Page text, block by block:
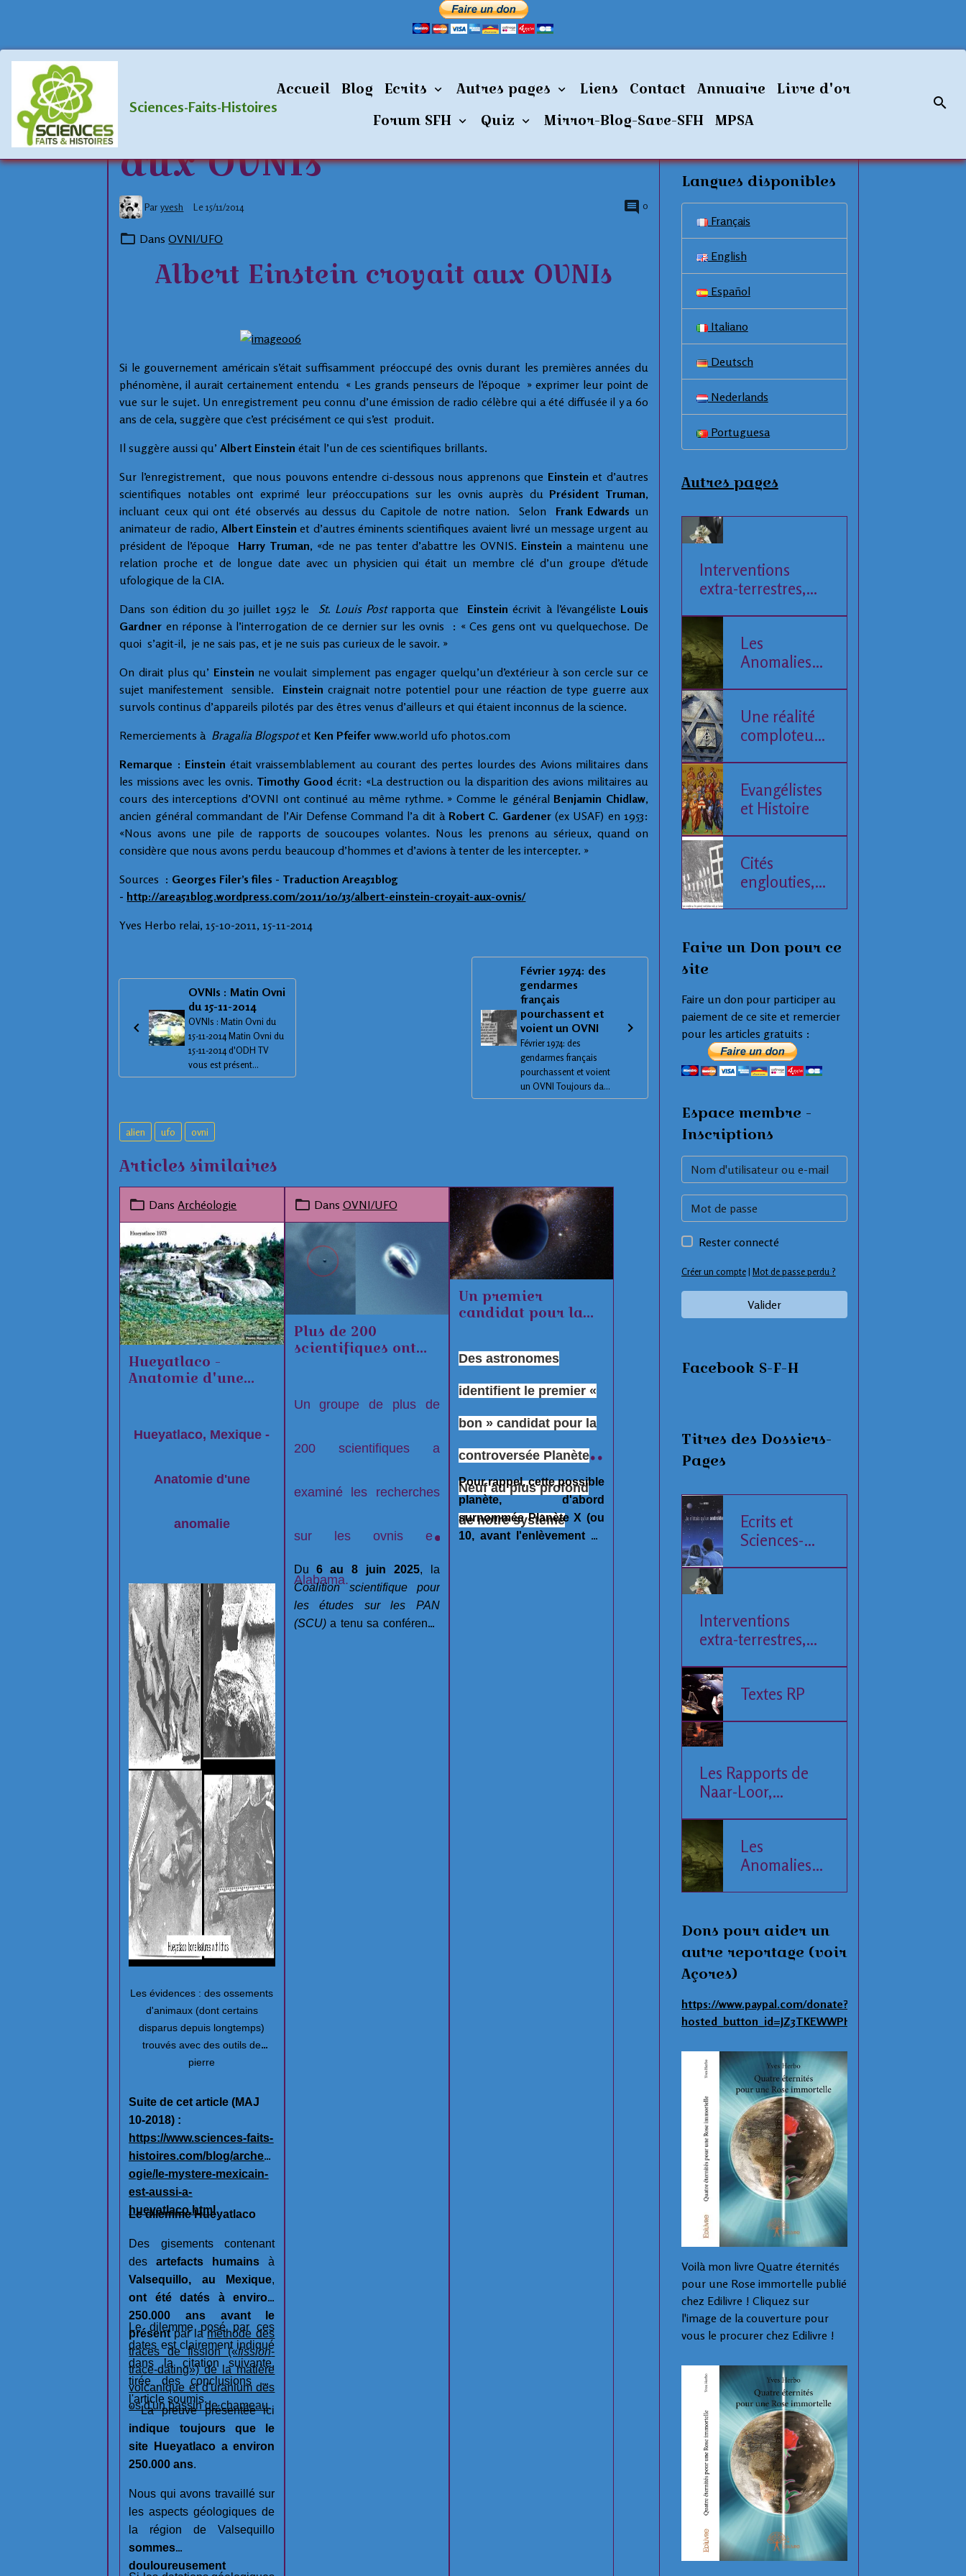
Sciences-Faits-Histoires
Accueil Blog Ecrits Autres pages Liens Contact Annuaire
Livre d'or
Forum SFH
Quiz Mirror-Blog-Save-SFH MPSA
Albert Einstein croyait aux OVNIs
Albert Einstein croyait
aux OVNIs
Paryvesh Le 15/11/2014 0
DansOVNI/UFO
Albert Einstein croyait aux OVNIs
Si le gouvernement américain s’était suffisamment préoccupé des ovnis durant les premières années du
phénomène, il aurait certainement entendu « Les grands penseurs de l’époque » exprimer leur point de
vue sur le sujet. Un enregistrement peu connu d’une émission de radio célèbre qui a été diffusée il y a 60
ans de cela, suggère que c’est précisément ce qui s’est produit.
Il suggère aussi qu’Albert Einstein était l’un de ces scientifiques brillants.
Sur l’enregistrement, que nous pouvons entendre ci-dessous nous apprenons que Einstein et d’autres
scientifiques notables ont exprimé leur préoccupations sur les ovnis auprès du Président Truman,
incluant ceux qui ont été observés au dessus du Capitole de notre nation. Selon Frank Edwards un
animateur de radio, Albert Einstein et d’autres éminents scientifiques avaient livré un message urgent au
président de l’époque Harry Truman, «de ne pas tenter d’abattre les OVNIS. Einstein a maintenu une
relation proche et de longue date avec un physicien qui était un membre clé d’un groupe d’étude
ufologique de la CIA.
Dans son édition du 30 juillet 1952 le
St. Louis Postrapporta que Einstein écrivit à l’évangéliste Louis
Gardner en réponse à l’interrogation de ce dernier sur les ovnis : « Ces gens ont vu quelquechose. De
quoi s’agit-il, je ne sais pas, et je ne suis pas curieux de le savoir. »
On dirait plus qu’ Einstein ne voulait simplement pas engager quelqu’un d’extérieur à son cercle sur ce
sujet manifestement sensible. Einstein craignait notre potentiel pour une réaction de type guerre aux
survols continus d’appareils pilotés par des êtres venus d’ailleurs et qui étaient inconnus de la science.
Remerciements à Bragalia Blogspotet Ken Pfeifer www.world ufo photos.com
Remarque : Einstein était vraissemblablement au courant des pertes lourdes des Avions militaires dans
les missions avec les ovnis. Timothy Good écrit: «La destruction ou la disparition des avions militaires au
cours des interceptions d’OVNI ont continué au même rythme. » Comme le général Benjamin Chidlaw,
ancien général commandant de l’Air Defense Command l’a dit à Robert C. Gardener(ex USAF) en 1953:
«Nous avons une pile de rapports de soucoupes volantes. Nous les prenons au sérieux, quand on
considère que nous avons perdu beaucoup d’hommes et d’avions à tenter de les intercepter. »
Sources : Georges Filer’s files - Traduction Area51blog
- http://area51blog.wordpress.com/2011/10/13/albert-einstein-croyait-aux-ovnis/
Yves Herbo relai, 15-10-2011, 15-11-2014
OVNIs : Matin Ovni
du 15-11-2014
OVNIs : Matin Ovni du
15-11-2014 Matin Ovni du
15-11-2014 d'ODH TV
vous est présent...
Février 1974: des
gendarmes
français
pourchassent et
voient un OVNI
Février 1974: des
gendarmes français
pourchassent et voient
un OVNI Toujours da...
alien ufo ovni
Articles similaires
Dans Archéologie
Hueyatlaco -
Anatomie d'une
Hueyatlaco, Mexique -
Anatomie d'une
anomalie
Les évidences : des ossements
d'animaux (dont certains
disparus depuis longtemps)
trouvés avec des outils de
pierre
Suite de cet article (MAJ
10-2018) :
https://www.sciences-faits-
histoires.com/blog/archeol
ogie/le-mystere-mexicain-
est-aussi-a-
hueyatlaco.html
Le dilemme Hueyatlaco
Des gisements contenant
desartefacts humains à
Valsequillo, au Mexique,
ont été datés à environ
250.000 ans avant le
présentpar laméthode des
traces de fission(«fission-
trace-dating»)de la matière
volcanique et d'uranium des
os d'un bassin de chameau.
Le dilemme posé par ces
dates est clairement indiqué
dans la citation suivante,
tirée des conclusions de
l'article soumis.
" La preuve présentée ici
indique toujours que le
site Hueyatlaco a environ
250.000 ans.
Nous qui avons travaillé sur
les aspects géologiques de
la région de Valsequillo
sommes
douloureusement
Dans OVNI/UFO
Plus de 200
scientifiques ont
ovnis
Un groupe de plus de
200 scientifiques a
examiné les recherches
sur les ovnis en
Alabama.
Du 6 au 8 juin 2025, la
Coalition scientifique pour
les études sur les PAN
(SCU)a tenu sa conférence
Un premier
candidat pour la
Des astronomes
identifient le premier «
bon » candidat pour la
controversée Planète
Neuf au plus profond
de notre système
Pour rappel, cette possible
planète, d'abord
surnommée Planète X (ou
10, avant l'enlèvement de
Langues disponibles
Français
English
Español
Italiano
Deutsch
Nederlands
Portuguesa
Autres pages
Interventions
extra-terrestres,
Les
Anomalies
Une réalité
comploteuse
Evangélistes
et Histoire
Cités
englouties,
Faire un Don pour ce
site
Faire un don pour participer au
paiement de ce site et remercier
pour les articles gratuits :
Espace membre -
Inscriptions
Rester connecté
Créer un compte| Mot de passe perdu ?
Valider
Facebook S-F-H
Titres des Dossiers-
Pages
Ecrits et
Sciences-
Interventions
extra-terrestres,
Economie
Textes RP
Les Rapports de
Naar-Loor,
Les
Anomalies
Dons pour aider un
autre reportage (voir
Açores)
https://www.paypal.com/donate?
hosted_button_id=JZ3TKEWWPHNAS
Voilà mon livre Quatre éternités
pour une Rose immortelle publié
chez Edilivre ! Cliquez sur
l'image de la couverture pour
vous le procurer chez Edilivre !